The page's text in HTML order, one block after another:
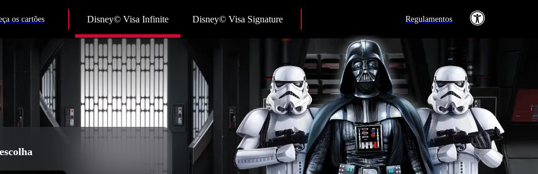
os cartões Disney© Visa Infinite Disney© Visa Signature Regulamentos